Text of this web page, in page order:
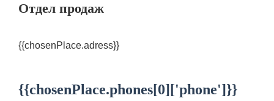
Отдел продаж
{{chosenPlace.phones[0]['phone']}}
{{chosenPlace.adress}}